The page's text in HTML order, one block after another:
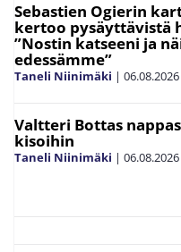
Sebastien Ogierin
kertoo pysäyttävistä
”Nostin katseeni ja
edessämme”
Taneli Niinimäki | 06.08.2026
Valtteri Bottas
kisoihin
Taneli Niinimäki | 06.08.2026